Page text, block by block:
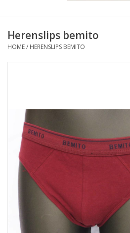
Thermisch ondergoed
Herenslips bemito
HOME/ HERENSLIPS BEMITO